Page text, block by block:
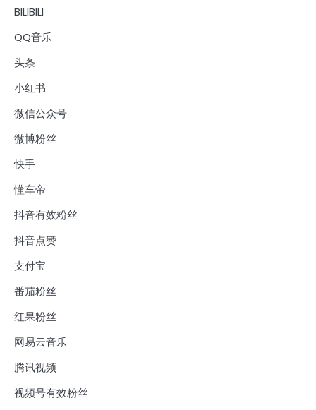
BILIBILI
QQ音乐
头条
小红书
微信公众号
微博粉丝
快手
懂车帝
抖音有效粉丝
抖音点赞
支付宝
番茄粉丝
红果粉丝
网易云音乐
腾讯视频
视频号有效粉丝